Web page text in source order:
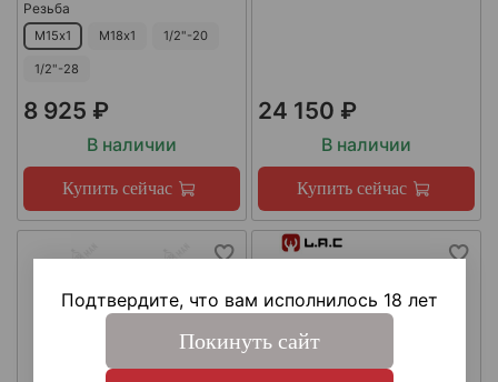
Резьба
М15х1 М18х1 1/2"-20
1/2"-28
8 925 ₽
В наличии
Купить сейчас
24 150 ₽
В наличии
Купить сейчас
Подтвердите, что вам исполнилось 18 лет
Покинуть сайт